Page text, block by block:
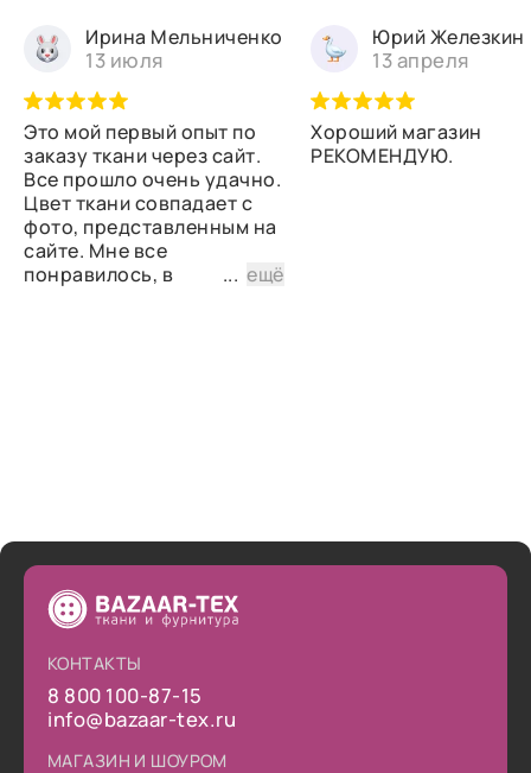
Ирина Мельниченко
13 июля
Это мой первый опыт по
заказу ткани через сайт.
Все прошло очень удачно.
Цвет ткани совпадает с
фото, представленным на
сайте. Мне все
понравилось, в
...ещё
Юрий Железкин
13 апреля
Хороший магазин
РЕКОМЕНДУЮ.
КОНТАКТЫ
8 800 100-87-15
info@bazaar-tex.ru
МАГАЗИН И ШОУРОМ